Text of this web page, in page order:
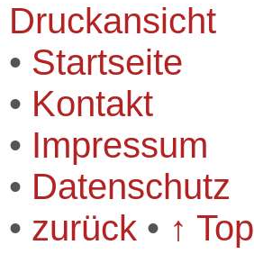
Druckansicht
• Startseite
• Kontakt
• Impressum
• Datenschutz
• zurück • ↑ Top